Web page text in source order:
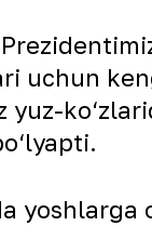
uchun
yuz-
yoshlarga